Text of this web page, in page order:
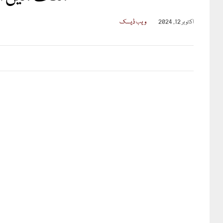
اکتوبر 12, 2024 ویب ڈیسک